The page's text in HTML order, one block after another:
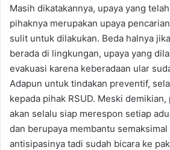
Masih dikatakannya, upaya yang
pihaknya merupakan upaya
sulit untuk dilakukan. Beda halnya
berada di lingkungan, upaya yang
evakuasi karena keberadaan ular
Adapun untuk tindakan preventif,
kepada pihak RSUD. Meski
akan selalu siap merespon setiap
dan berupaya membantu semaksimal
antisipasinya tadi sudah bicara ke